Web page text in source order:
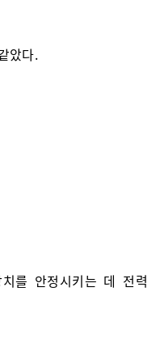
았다.
를 안정시키는 데 전력